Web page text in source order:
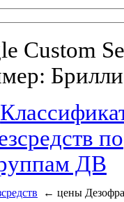
по
ДВ
← цены